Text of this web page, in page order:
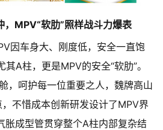
，MPV“软肋”照样战斗力爆表
因车身大、刚度低，安全一直饱
其A柱，更是MPV的安全“软肋”。
，呵护每一位重要之人，魏牌高山
不惜成本创新研发设计了MPV界
胀成型管贯穿整个A柱内部复杂结